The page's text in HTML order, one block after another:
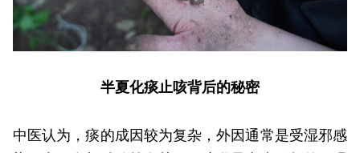
半夏化痰止咳背后的秘密
中医认为，痰的成因较为复杂，外因通常是受湿邪感